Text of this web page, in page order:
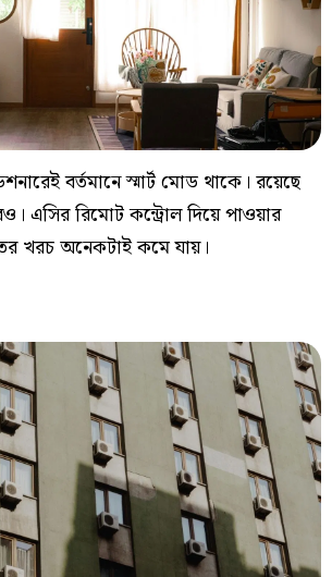
বর্তমানে স্মার্ট মোড থাকে। রয়েছে
এসির রিমোট কন্ট্রোল দিয়ে পাওয়ার
খরচ অনেকটাই কমে যায়।